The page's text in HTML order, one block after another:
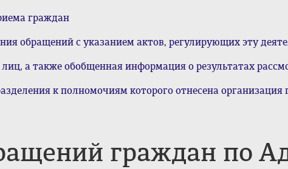
граждан
обращений с указанием актов, регулирующих эту
а также обобщенная информация о результатах
к полномочиям которого отнесена организация
граждан по